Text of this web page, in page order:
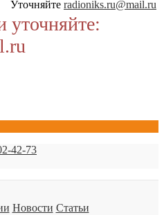
Уточняйте radioniks.ru@mail.ru
уточняйте:
42-73
Новости Статьи